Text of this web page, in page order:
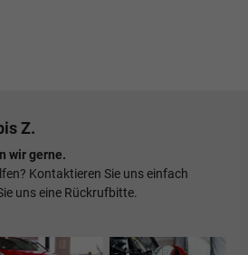
Z.
wir gerne.
Kontaktieren Sie uns einfach
uns eine Rückrufbitte.